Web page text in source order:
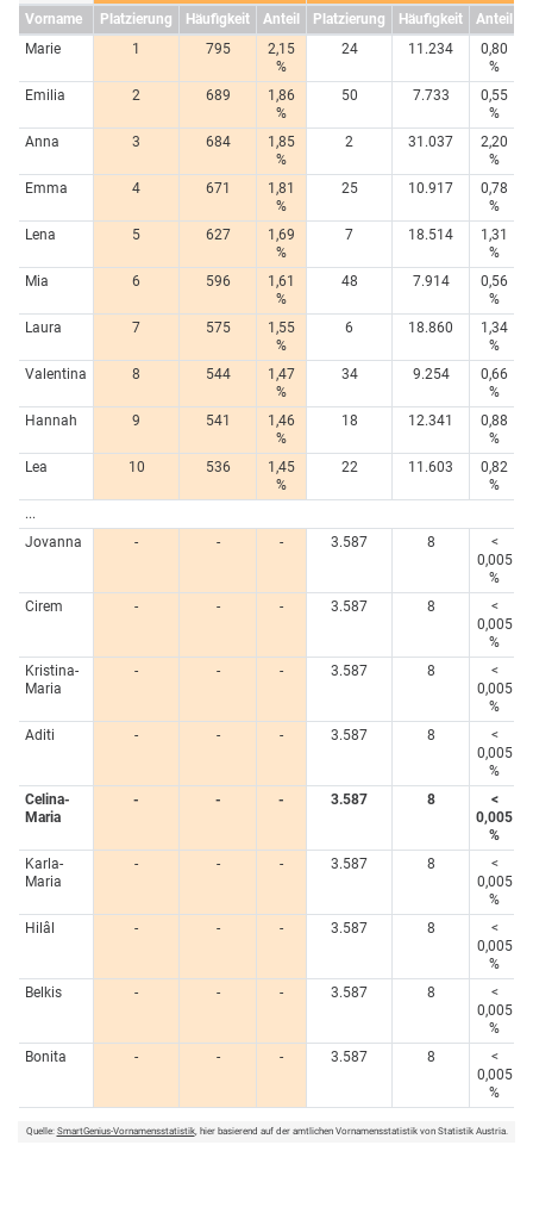
Vorname
Platzierung Häufigkeit Anteil Platzierung Häufigkeit
Anteil
Marie
1 795
2,15
%
24 11.234
0,80
%
Emilia
2 689
1,86
%
50 7.733
0,55
%
Anna
3 684
1,85
%
2 31.037
2,20
%
Emma
4 671
1,81
%
25 10.917
0,78
%
Lena
5 627
1,69
%
7 18.514
1,31
%
Mia
6 596
1,61
%
48 7.914
0,56
%
Laura
7 575
1,55
%
6 18.860
1,34
%
Valentina
8 544
1,47
%
34 9.254
0,66
%
Hannah
9 541
1,46
%
18 12.341
0,88
%
Lea
10 536
1,45
%
22 11.603
0,82
%
...
Jovanna
- - - 3.587 8
<
0,005
%
Cirem
- - - 3.587 8
<
0,005
%
Kristina-
Maria
- - - 3.587 8
<
0,005
%
Aditi
- - - 3.587 8
<
0,005
%
Celina-
Maria
- - - 3.587 8
<
0,005
%
Karla-
Maria
- - - 3.587 8
<
0,005
%
Hilâl
- - - 3.587 8
<
0,005
%
Belkis
- - - 3.587 8
<
0,005
%
Bonita
- - - 3.587 8
<
0,005
%
Quelle: SmartGenius-Vornamensstatistik, hier basierend auf der amtlichen Vornamensstatistik von Statistik Austria.